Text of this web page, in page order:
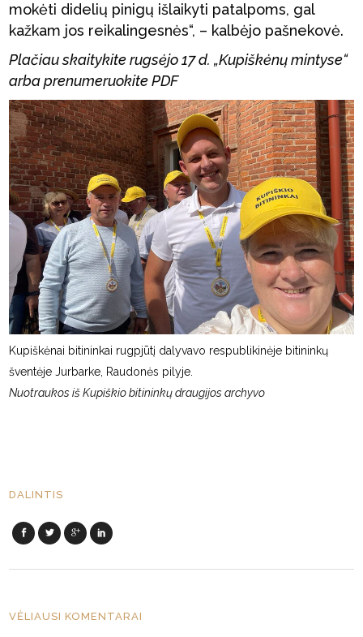
mokėti didelių pinigų išlaikyti patalpoms, gal
kažkam jos reikalingesnės“, – kalbėjo pašnekovė.
Plačiau skaitykite rugsėjo 17 d. „Kupiškėnų mintyse“
arba prenumeruokite PDF
Kupiškėnai bitininkai rugpjūtį dalyvavo respublikinėje bitininkų
šventėje Jurbarke, Raudonės pilyje.
Nuotraukos iš Kupiškio bitininkų draugijos archyvo
DALINTIS
VĖLIAUSI KOMENTARAI